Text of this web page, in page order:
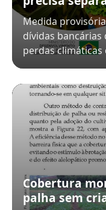
Medida
dívidas
perdas
Cobertura
palha sem